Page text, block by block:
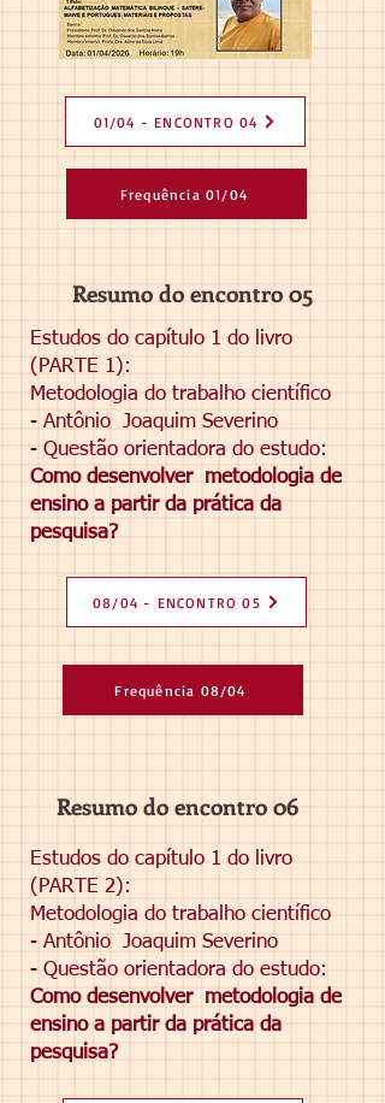
01/04 - ENCONTRO 04
Frequência 01/04
Resumo do encontro 05
Estudos do capítulo 1 do livro
(PARTE 1):
Metodologia do trabalho científico
- Antônio Joaquim Severino
- Questão orientadora do estudo:
Como desenvolver metodologia de
ensino a partir da prática da
pesquisa?
08/04 - ENCONTRO 05
Frequência 08/04
Resumo do encontro 06
Estudos do capítulo 1 do livro
(PARTE 2):
Metodologia do trabalho científico
- Antônio Joaquim Severino
- Questão orientadora do estudo:
Como desenvolver metodologia de
ensino a partir da prática da
pesquisa?